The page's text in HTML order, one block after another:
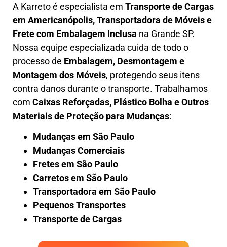
A Karretoé especialista em Transporte de Cargas
em Americanópolis,Transportadora de Móveis e
Frete com Embalagem Inclusa na Grande SP.
Nossa equipe especializada cuida de todo o
processo de Embalagem, Desmontagem e
Montagem dos Móveis, protegendo seus itens
contra danos durante o transporte. Trabalhamos
com Caixas Reforçadas, Plástico Bolha e Outros
Materiais de Proteção para Mudanças:
Mudanças em São Paulo
Mudanças Comerciais
Fretes em São Paulo
Carretos em São Paulo
Transportadora em São Paulo
Pequenos Transportes
Transporte de Cargas